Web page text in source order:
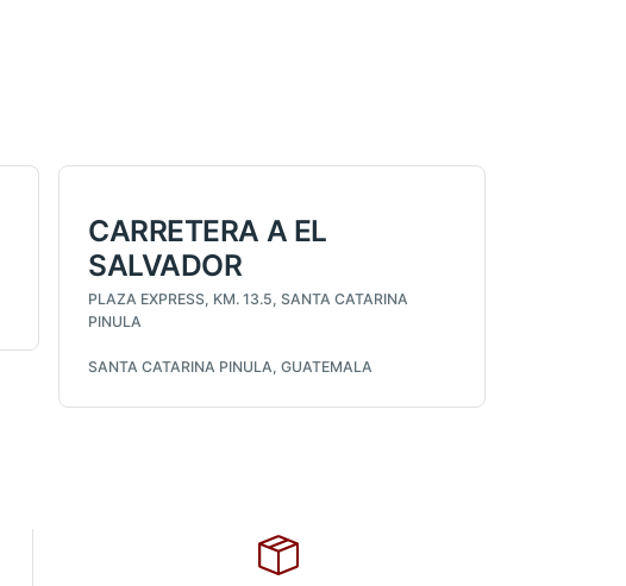
CARRETERA A EL
SALVADOR
PLAZA EXPRESS, KM. 13.5, SANTA CATARINA
PINULA
SANTA CATARINA PINULA, GUATEMALA